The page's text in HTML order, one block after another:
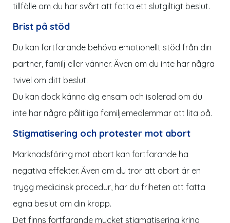
tillfälle om du har svårt att fatta ett slutgiltigt beslut.
Brist på stöd
Du kan fortfarande behöva emotionellt stöd från din
partner, familj eller vänner. Även om du inte har några
tvivel om ditt beslut.
Du kan dock känna dig ensam och isolerad om du
inte har några pålitliga familjemedlemmar att lita på.
Stigmatisering och protester mot abort
Marknadsföring mot abort kan fortfarande ha
negativa effekter. Även om du tror att abort är en
trygg medicinsk procedur, har du friheten att fatta
egna beslut om din kropp.
Det finns fortfarande mycket stigmatisering kring